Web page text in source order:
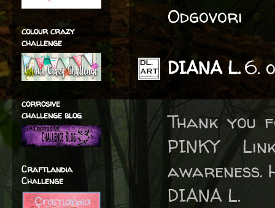
Odgovori
DIANA L.6.
Thank
PINKY
awareness.
DIANA L.
colour crazy
challenge
corrosive
challenge blog
Craftlandia
Challenge